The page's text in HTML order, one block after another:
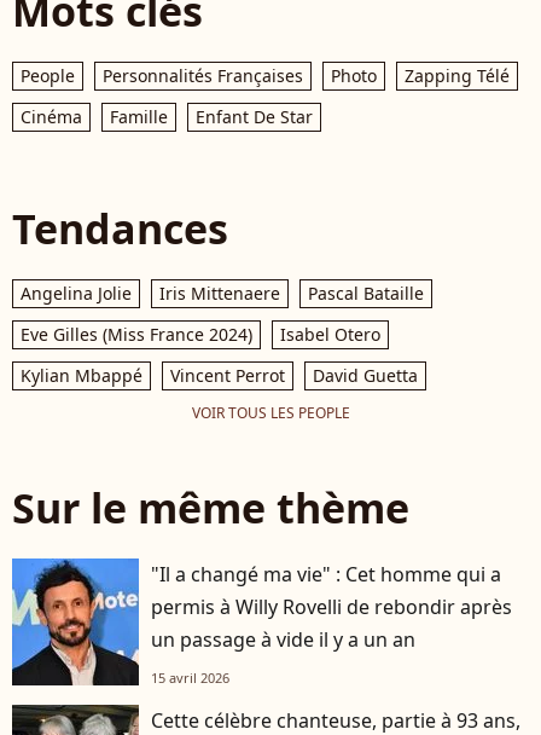
People Personnalités Françaises Photo
Zapping Télé
Cinéma
Famille Enfant De Star
Tendances
Angelina Jolie Iris Mittenaere
Pascal Bataille
Eve Gilles (Miss France 2024)
Isabel Otero
Kylian Mbappé
Vincent Perrot David Guetta
VOIR TOUS LES PEOPLE
Sur le même thème
"Il a changé ma vie" : Cet homme qui a
permis à Willy Rovelli de rebondir après
un passage à vide il y a un an
15 avril 2026
Cette célèbre chanteuse, partie à 93 ans,